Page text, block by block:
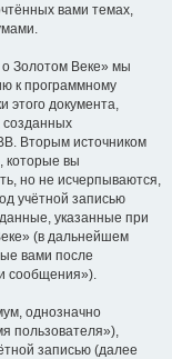
вами темах,
Золотом Веке» мы
к программному
этого документа,
созданных
Вторым источником
которые вы
но не исчерпываются,
учётной записью
указанные при
(в дальнейшем
вами после
сообщения»).
однозначно
пользователя»),
записью (далее